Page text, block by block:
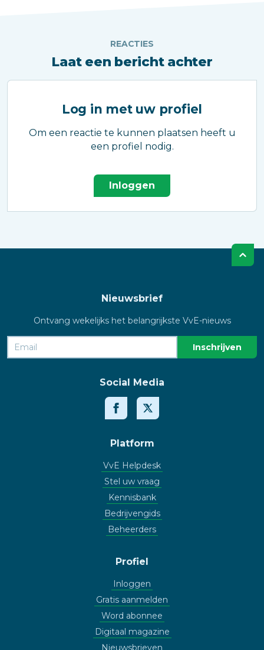
REACTIES
Laat een bericht achter
Log in met uw profiel
Om een reactie te kunnen plaatsen heeft u
een profiel nodig.
Inloggen
Nieuwsbrief
Ontvang wekelijks het belangrijkste VvE-nieuws
Social Media
Platform
VvE Helpdesk
Stel uw vraag
Kennisbank
Bedrijvengids
Beheerders
Profiel
Inloggen
Gratis aanmelden
Word abonnee
Digitaal magazine
Nieuwsbrieven